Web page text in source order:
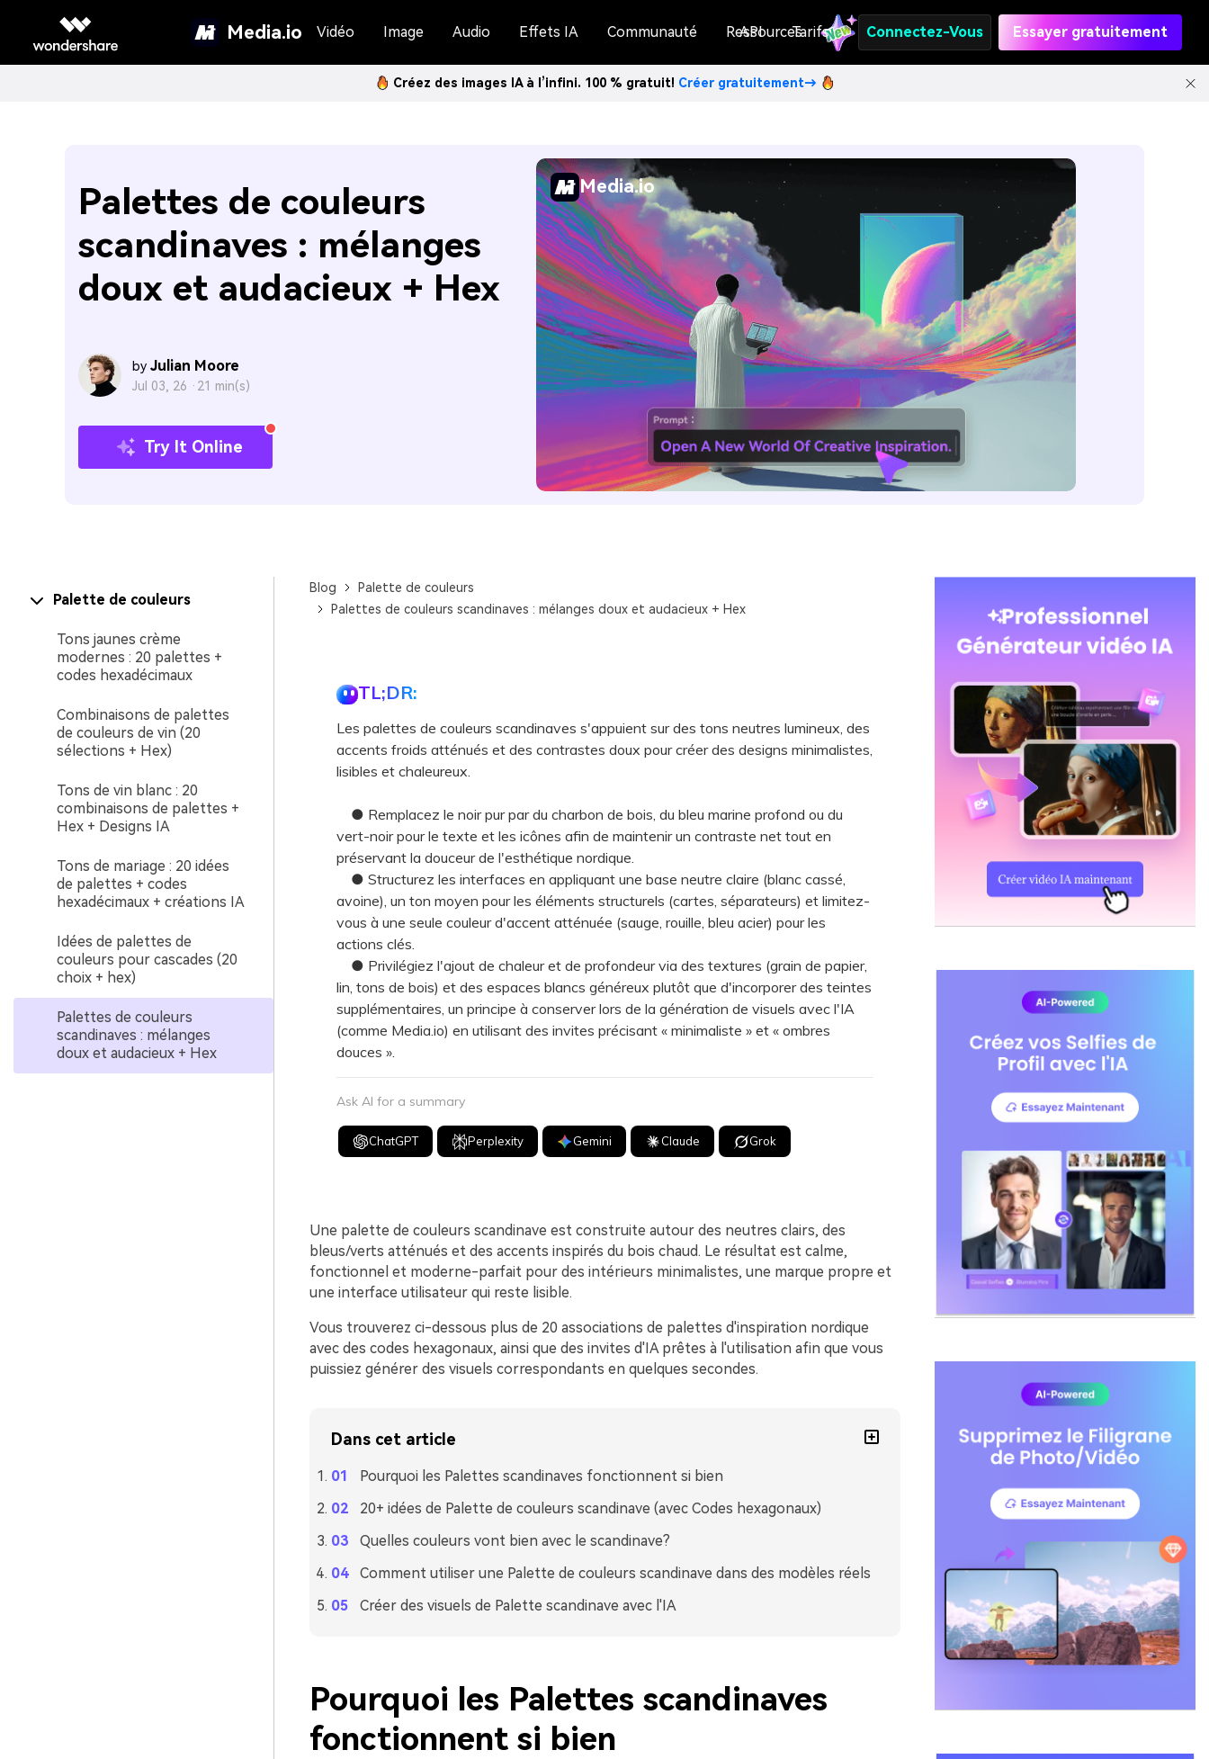
Media.io Vidéo Image Audio Effets IA Communauté Ressources
API Tarifs Connectez-Vous Essayer gratuitement
Créez des images IA à l’infini. 100 % gratuit! Créer gratuitement→
Palettes de couleurs
scandinaves : mélanges
doux et audacieux + Hex
by Julian Moore
Jul 03, 26 · 21 min(s)
Try It Online
Media.io
Palette de couleurs
Tons jaunes crème
modernes : 20 palettes +
codes hexadécimaux
Combinaisons de palettes
de couleurs de vin (20
sélections + Hex)
Tons de vin blanc : 20
combinaisons de palettes +
Hex + Designs IA
Tons de mariage : 20 idées
de palettes + codes
hexadécimaux + créations IA
Idées de palettes de
couleurs pour cascades (20
choix + hex)
Palettes de couleurs
scandinaves : mélanges
doux et audacieux + Hex
Blog
Palette de couleurs
Palettes de couleurs scandinaves : mélanges doux et audacieux + Hex
TL;DR:
Les palettes de couleurs scandinaves s'appuient sur des tons neutres lumineux, des
accents froids atténués et des contrastes doux pour créer des designs minimalistes,
lisibles et chaleureux.
● Remplacez le noir pur par du charbon de bois, du bleu marine profond ou du
vert-noir pour le texte et les icônes afin de maintenir un contraste net tout en
préservant la douceur de l'esthétique nordique.
● Structurez les interfaces en appliquant une base neutre claire (blanc cassé,
avoine), un ton moyen pour les éléments structurels (cartes, séparateurs) et limitez-
vous à une seule couleur d'accent atténuée (sauge, rouille, bleu acier) pour les
actions clés.
● Privilégiez l'ajout de chaleur et de profondeur via des textures (grain de papier,
lin, tons de bois) et des espaces blancs généreux plutôt que d'incorporer des teintes
supplémentaires, un principe à conserver lors de la génération de visuels avec l'IA
(comme Media.io) en utilisant des invites précisant « minimaliste » et « ombres
douces ».
Ask AI for a summary
ChatGPT Perplexity Gemini Claude Grok
Une palette de couleurs scandinave est construite autour des neutres clairs, des
bleus/verts atténués et des accents inspirés du bois chaud. Le résultat est calme,
fonctionnel et moderne-parfait pour des intérieurs minimalistes, une marque propre et
une interface utilisateur qui reste lisible.
Vous trouverez ci-dessous plus de 20 associations de palettes d'inspiration nordique
avec des codes hexagonaux, ainsi que des invites d'IA prêtes à l'utilisation afin que vous
puissiez générer des visuels correspondants en quelques secondes.
Dans cet article
Pourquoi les Palettes scandinaves fonctionnent si bien
20+ idées de Palette de couleurs scandinave (avec Codes hexagonaux)
Quelles couleurs vont bien avec le scandinave?
Comment utiliser une Palette de couleurs scandinave dans des modèles réels
Créer des visuels de Palette scandinave avec l'IA
Pourquoi les Palettes scandinaves
fonctionnent si bien